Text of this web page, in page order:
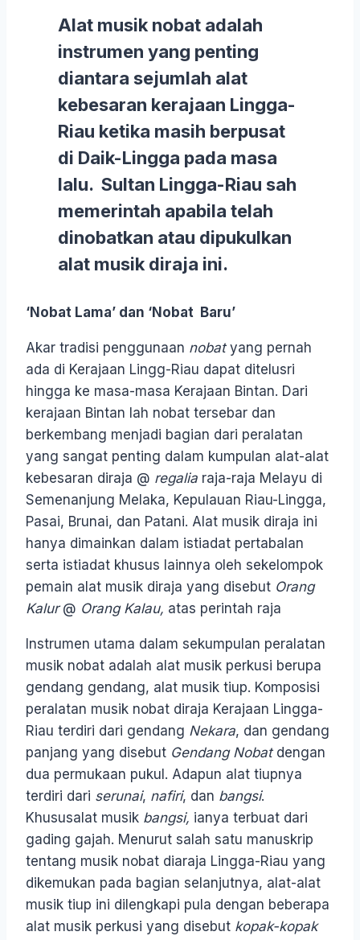
Alat musik nobat adalah
instrumen yang penting
diantara sejumlah alat
kebesaran kerajaan Lingga-
Riau ketika masih berpusat
di Daik-Lingga pada masa
lalu. Sultan Lingga-Riau sah
memerintah apabila telah
dinobatkan atau dipukulkan
alat musik diraja ini.
‘Nobat Lama’ dan ‘Nobat Baru’
Akar tradisi penggunaan nobatyang pernah
ada di Kerajaan Lingg-Riau dapat ditelusri
hingga ke masa-masa Kerajaan Bintan. Dari
kerajaan Bintan lah nobat tersebar dan
berkembang menjadi bagian dari peralatan
yang sangat penting dalam kumpulan alat-alat
kebesaran diraja @ regalia raja-raja Melayu di
Semenanjung Melaka, Kepulauan Riau-Lingga,
Pasai, Brunai, dan Patani. Alat musik diraja ini
hanya dimainkan dalam istiadat pertabalan
serta istiadat khusus lainnya oleh sekelompok
pemain alat musik diraja yang disebut Orang
Kalur@ Orang Kalau, atas perintah raja
Instrumen utama dalam sekumpulan peralatan
musik nobat adalah alat musik perkusi berupa
gendang gendang, alat musik tiup. Komposisi
peralatan musik nobat diraja Kerajaan Lingga-
Riau terdiri dari gendang Nekara, dan gendang
panjang yang disebut Gendang Nobatdengan
dua permukaan pukul. Adapun alat tiupnya
terdiri dari serunai, nafiri, dan bangsi.
Khususalat musik bangsi, ianya terbuat dari
gading gajah. Menurut salah satu manuskrip
tentang musik nobat diaraja Lingga-Riau yang
dikemukan pada bagian selanjutnya, alat-alat
musik tiup ini dilengkapi pula dengan beberapa
alat musik perkusi yang disebut kopak-kopak